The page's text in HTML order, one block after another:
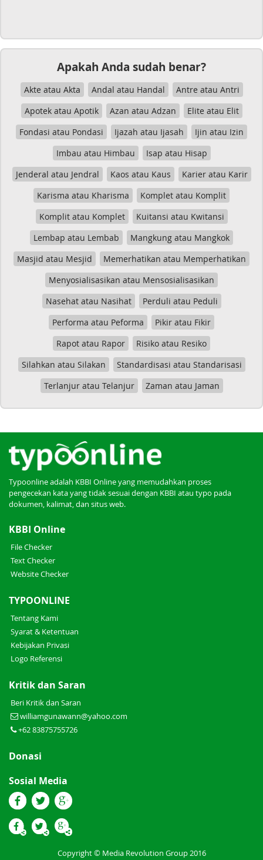
Apakah Anda sudah benar?
Akte atau Akta Andal atau Handal
Antre atau Antri
Apotek atau Apotik
Azan atau Adzan
Elite atau Elit
Fondasi atau Pondasi
Ijazah atau Ijasah
Ijin atau Izin
Imbau atau Himbau
Isap atau Hisap
Jenderal atau Jendral
Kaos atau Kaus
Karier atau Karir
Karisma atau Kharisma
Komplet atau Komplit
Komplit atau Komplet
Kuitansi atau Kwitansi
Lembap atau Lembab
Mangkung atau Mangkok
Masjid atau Mesjid
Memerhatikan atau Memperhatikan
Menyosialisasikan atau Mensosialisasikan
Nasehat atau Nasihat
Perduli atau Peduli
Performa atau Peforma
Pikir atau Fikir
Rapot atau Rapor
Risiko atau Resiko
Silahkan atau Silakan
Standardisasi atau Standarisasi
Terlanjur atau Telanjur
Zaman atau Jaman
Typoonline adalah KBBI Online yang memudahkan proses
pengecekan kata yang tidak sesuai dengan KBBI atau typo pada
dokumen, kalimat, dan situs web.
KBBI Online
File Checker
Text Checker
Website Checker
TYPOONLINE
Tentang Kami
Syarat & Ketentuan
Kebijakan Privasi
Logo Referensi
Kritik dan Saran
Beri Kritik dan Saran
williamgunawann@yahoo.com
+62 83875755726
Donasi
Sosial Media
Copyright © Media Revolution Group 2016